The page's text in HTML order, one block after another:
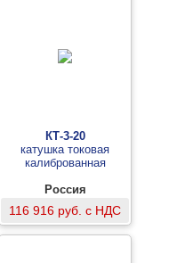
КТ-3-20
катушка токовая
калиброванная
Россия
116 916 руб. с НДС